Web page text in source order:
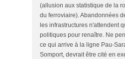
(allusion aux statistique de la
du ferroviaire). Abandonnées
les infrastructures n'attendent
politiques pour renaître. Ne
ce qui arrive à la ligne Pau-
Somport, devrait être cité en